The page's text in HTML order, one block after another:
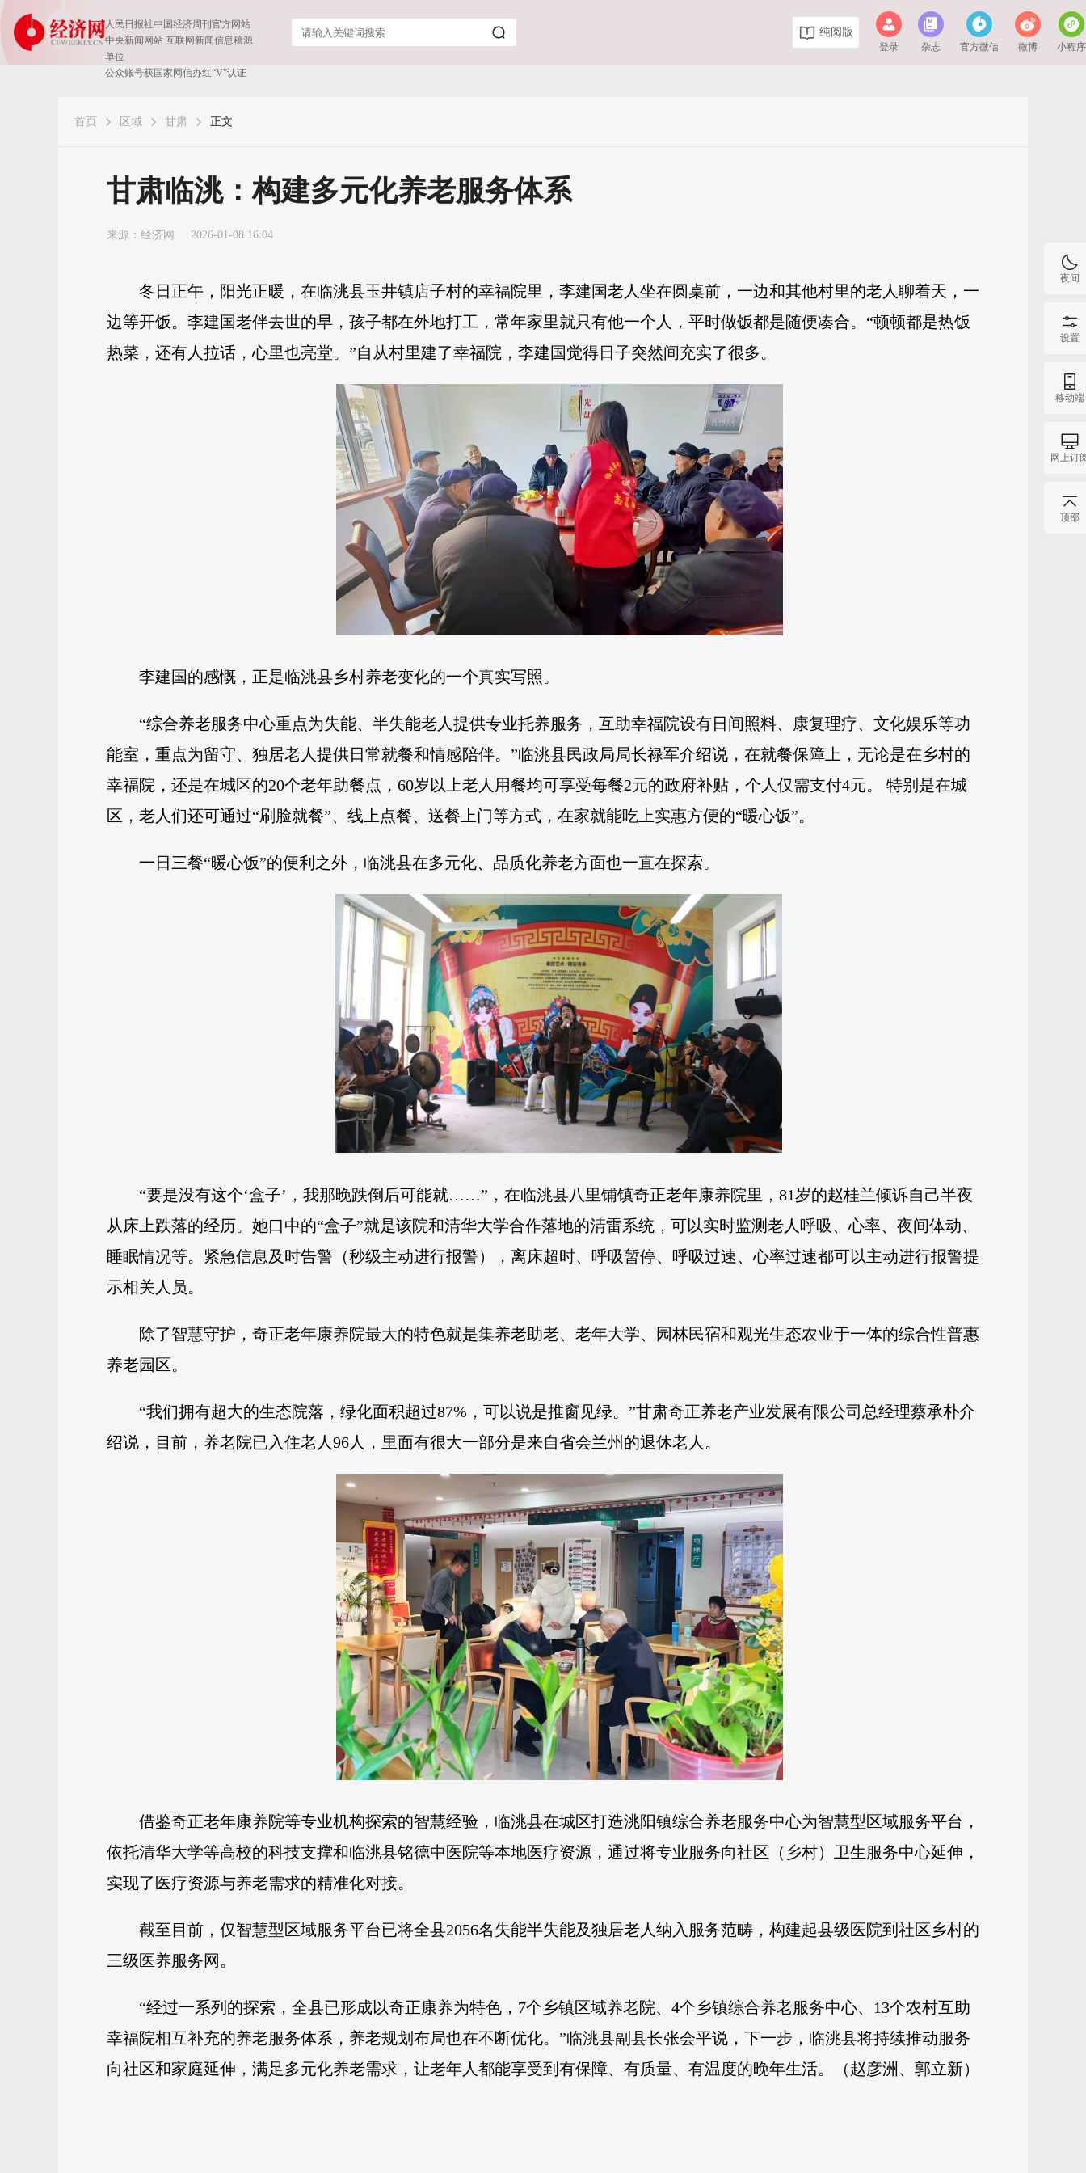
人民日报社中国经济周刊官方网站
中央新闻网站 互联网新闻信息稿源
单位
公众账号获国家网信办红“V”认证
纯阅版
登录 杂志 官方微信 微博 小程序
首页 区域 甘肃 正文
甘肃临洮：构建多元化养老服务体系
来源： 经济网 2026-01-08 16:04
冬日正午，阳光正暖，在临洮县玉井镇店子村的幸福院里，李建国老人坐在圆桌前，一边和其他村里的老人聊着天，一
边等开饭。李建国老伴去世的早，孩子都在外地打工，常年家里就只有他一个人，平时做饭都是随便凑合。“顿顿都是热饭
热菜，还有人拉话，心里也亮堂。”自从村里建了幸福院，李建国觉得日子突然间充实了很多。
李建国的感慨，正是临洮县乡村养老变化的一个真实写照。
“综合养老服务中心重点为失能、半失能老人提供专业托养服务，互助幸福院设有日间照料、康复理疗、文化娱乐等功
能室，重点为留守、独居老人提供日常就餐和情感陪伴。”临洮县民政局局长禄军介绍说，在就餐保障上，无论是在乡村的
幸福院，还是在城区的20个老年助餐点，60岁以上老人用餐均可享受每餐2元的政府补贴，个人仅需支付4元。 特别是在城
区，老人们还可通过“刷脸就餐”、线上点餐、送餐上门等方式，在家就能吃上实惠方便的“暖心饭”。
一日三餐“暖心饭”的便利之外，临洮县在多元化、品质化养老方面也一直在探索。
“要是没有这个‘盒子’，我那晚跌倒后可能就……”，在临洮县八里铺镇奇正老年康养院里，81岁的赵桂兰倾诉自己半夜
从床上跌落的经历。她口中的“盒子”就是该院和清华大学合作落地的清雷系统，可以实时监测老人呼吸、心率、夜间体动、
睡眠情况等。紧急信息及时告警（秒级主动进行报警），离床超时、呼吸暂停、呼吸过速、心率过速都可以主动进行报警提
示相关人员。
除了智慧守护，奇正老年康养院最大的特色就是集养老助老、老年大学、园林民宿和观光生态农业于一体的综合性普惠
养老园区。
“我们拥有超大的生态院落，绿化面积超过87%，可以说是推窗见绿。”甘肃奇正养老产业发展有限公司总经理蔡承朴介
绍说，目前，养老院已入住老人96人，里面有很大一部分是来自省会兰州的退休老人。
借鉴奇正老年康养院等专业机构探索的智慧经验，临洮县在城区打造洮阳镇综合养老服务中心为智慧型区域服务平台，
依托清华大学等高校的科技支撑和临洮县铭德中医院等本地医疗资源，通过将专业服务向社区（乡村）卫生服务中心延伸，
实现了医疗资源与养老需求的精准化对接。
截至目前，仅智慧型区域服务平台已将全县2056名失能半失能及独居老人纳入服务范畴，构建起县级医院到社区乡村的
三级医养服务网。
“经过一系列的探索，全县已形成以奇正康养为特色，7个乡镇区域养老院、4个乡镇综合养老服务中心、13个农村互助
幸福院相互补充的养老服务体系，养老规划布局也在不断优化。”临洮县副县长张会平说，下一步，临洮县将持续推动服务
向社区和家庭延伸，满足多元化养老需求，让老年人都能享受到有保障、有质量、有温度的晚年生活。（赵彦洲、郭立新）
夜间
设置
移动端
网上订
顶部